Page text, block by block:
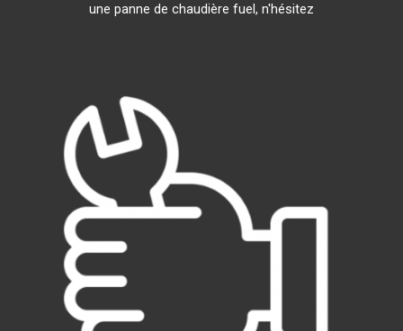
une panne de chaudière fuel, n'hésitez